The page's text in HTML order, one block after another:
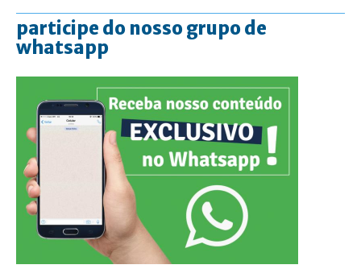
participe do nosso grupo de
whatsapp